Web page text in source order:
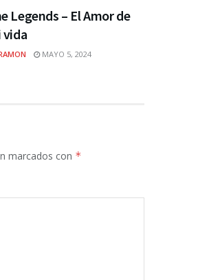
Legends – El Amor de
vida
MAYO 5, 2024
marcados con *